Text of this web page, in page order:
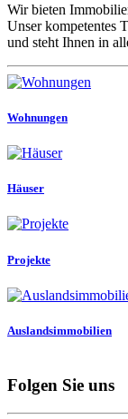
Wir bieten
Unser kompetentes
und steht Ihnen in
Wohnungen
Häuser
Projekte
Auslandsimmobilien
Folgen Sie uns